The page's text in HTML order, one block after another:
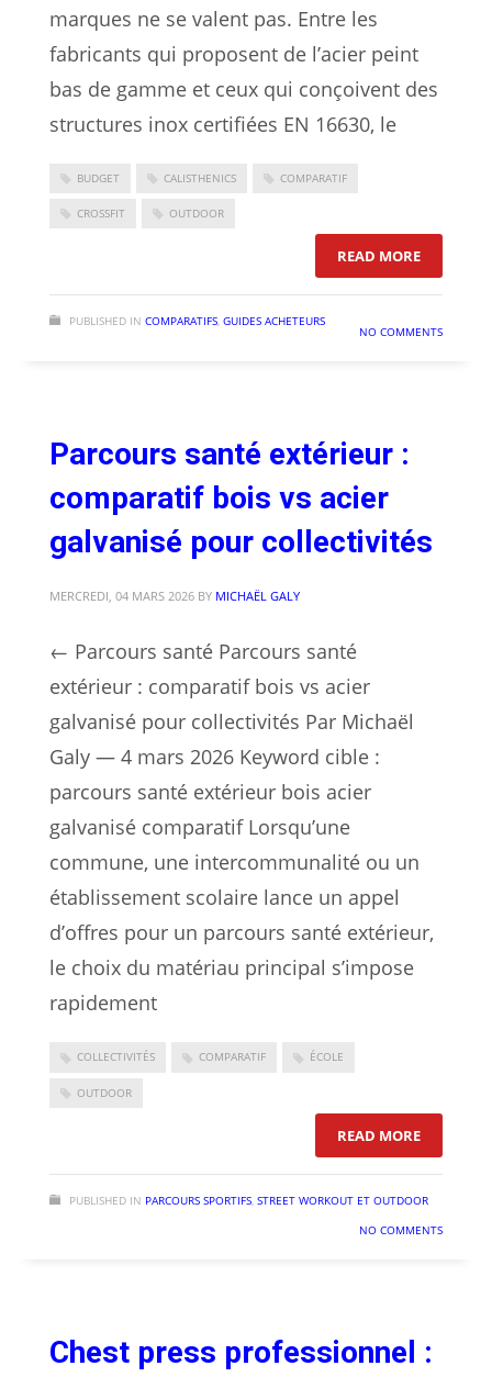
marques ne se valent pas. Entre les
fabricants qui proposent de l’acier peint
bas de gamme et ceux qui conçoivent des
structures inox certifiées EN 16630, le
BUDGET CALISTHENICS COMPARATIF
CROSSFIT OUTDOOR
READ MORE: QUELLE
PUBLISHED IN COMPARATIFS, GUIDES ACHETEURS
NO COMMENTS
Parcours santé extérieur :
comparatif bois vs acier
galvanisé pour collectivités
MERCREDI, 04 MARS 2026 BY MICHAËL GALY
← Parcours santé Parcours santé
extérieur : comparatif bois vs acier
galvanisé pour collectivités Par Michaël
Galy — 4 mars 2026 Keyword cible :
parcours santé extérieur bois acier
galvanisé comparatif Lorsqu’une
commune, une intercommunalité ou un
établissement scolaire lance un appel
d’offres pour un parcours santé extérieur,
le choix du matériau principal s’impose
rapidement
COLLECTIVITÉS COMPARATIF ÉCOLE
OUTDOOR
READ MORE:
PUBLISHED IN PARCOURS SPORTIFS, STREET WORKOUT ET OUTDOOR
NO COMMENTS
Chest press professionnel :